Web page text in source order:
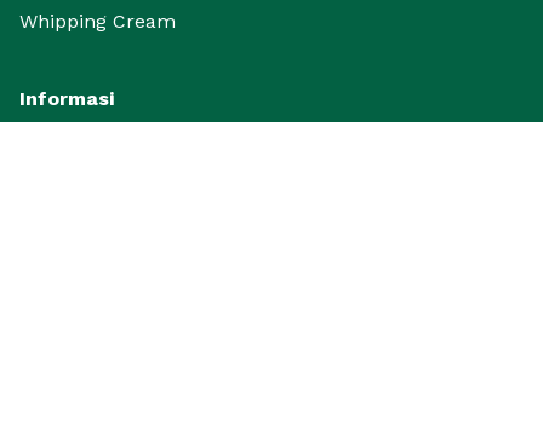
Whipping Cream
Informasi